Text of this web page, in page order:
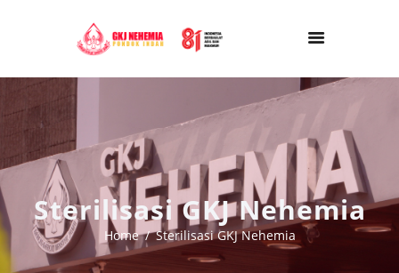
Sterilisasi GKJ Nehemia
Home Sterilisasi GKJ Nehemia